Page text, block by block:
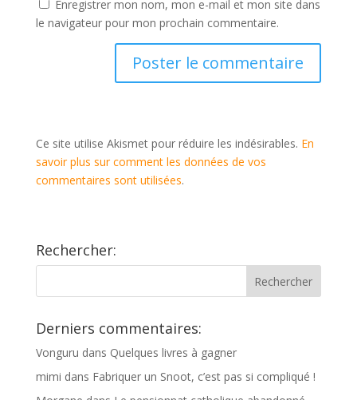
Enregistrer mon nom, mon e-mail et mon site dans
le navigateur pour mon prochain commentaire.
Ce site utilise Akismet pour réduire les indésirables. En
savoir plus sur comment les données de vos
commentaires sont utilisées.
Rechercher:
Derniers commentaires:
Vonguru dans Quelques livres à gagner
mimi dans Fabriquer un Snoot, c’est pas si compliqué !